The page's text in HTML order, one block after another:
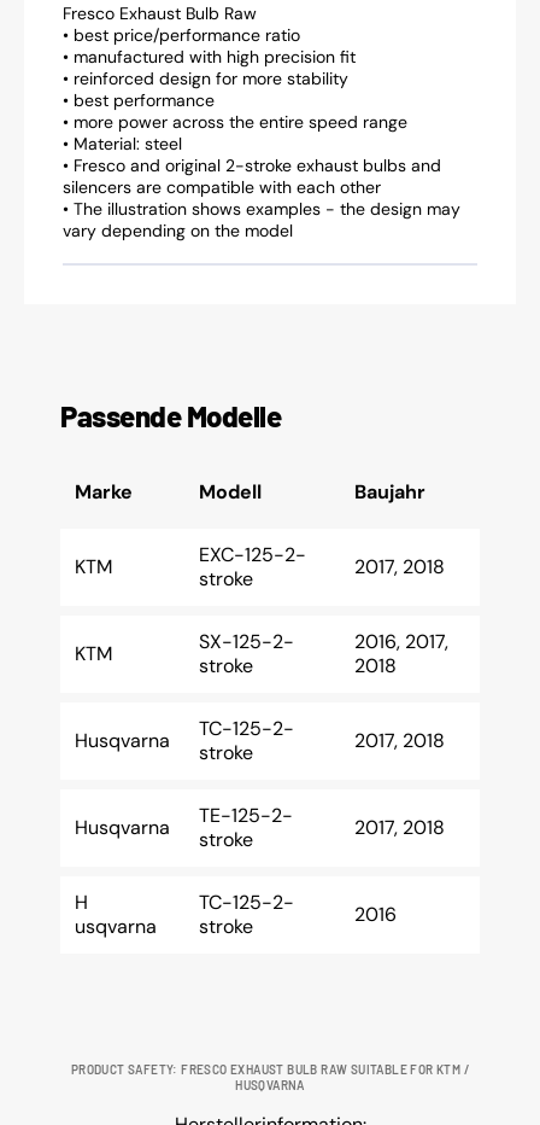
Fresco Exhaust Bulb Raw
• best price/performance ratio
• manufactured with high precision fit
• reinforced design for more stability
• best performance
• more power across the entire speed range
• Material: steel
• Fresco and original 2-stroke exhaust bulbs and
silencers are compatible with each other
• The illustration shows examples - the design may
vary depending on the model
Passende Modelle
Marke Modell Baujahr
KTM
EXC-125-2-
stroke
2017, 2018
KTM
SX-125-2-
stroke
2016, 2017,
2018
Husqvarna
TC-125-2-
stroke
2017, 2018
Husqvarna
TE-125-2-
stroke
2017, 2018
H
usqvarna
TC-125-2-
stroke
2016
PRODUCT SAFETY: FRESCO EXHAUST BULB RAW SUITABLE FOR KTM /
HUSQVARNA